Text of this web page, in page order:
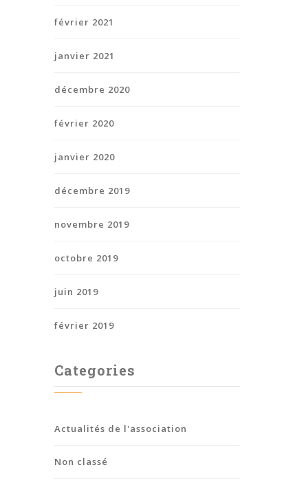
février 2021
janvier 2021
décembre 2020
février 2020
janvier 2020
décembre 2019
novembre 2019
octobre 2019
juin 2019
février 2019
Categories
Actualités de l'association
Non classé